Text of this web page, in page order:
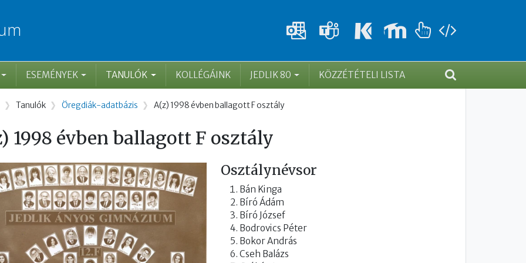
ESEMÉNYEK TANULÓK KOLLÉGÁINK JEDLIK 80 KÖZZÉTÉTELI LISTA
Tanulók Öregdiák-adatbázis A(z) 1998 évben ballagott F osztály
1998 évben ballagott F osztály
Osztálynévsor
Bán Kinga
Bíró Ádám
Bíró József
Bodrovics Péter
Bokor András
Cseh Balázs